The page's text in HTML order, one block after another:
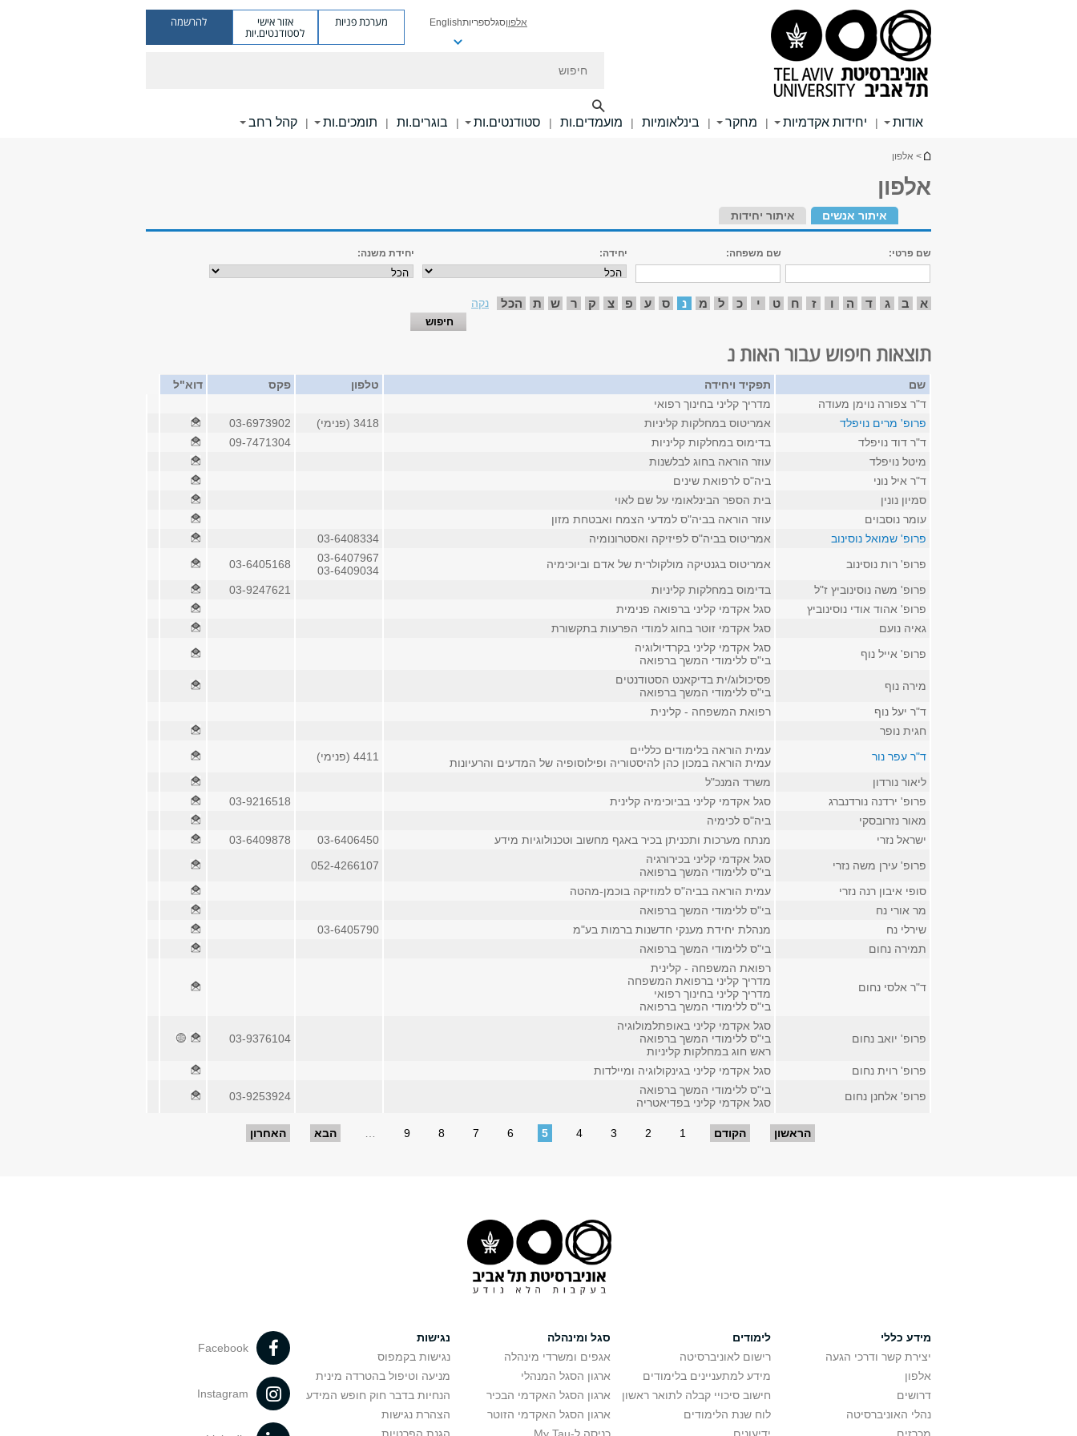
אלפוןסגלספריותEnglish מערכת פניות אזור אישי
לסטודנטים.יות
להרשמה
אודות | יחידות אקדמיות | מחקר | בינלאומיות | מועמדים.ות | סטודנטים.ות | בוגרים.ות | תומכים.ות | קהל רחב
הינך נמצא כאן
> אלפון
אלפון
איתור אנשים איתור יחידות
שם פרטי: שם משפחה: יחידה: יחידת משנה:
א ב ג ד ה ו ז ח ט י כ ל מ נ ס ע פ צ ק ר ש ת הכל נקה
תוצאות חיפוש עבור האות נ
שם תפקיד ויחידה טלפון פקס
דוא"ל
ד"ר צפורה נוימן מעודה
מדריך קליני בחינוך רפואי
פרופ' מרים נויפלד
אמריטוס במחלקות קליניות 3418 (פנימי)
03-6973902
ד"ר דוד נויפלד
בדימוס במחלקות קליניות
09-7471304
מיטל נויפלד
עוזר הוראה בחוג לבלשנות
ד"ר איל נוני
ביה"ס לרפואת שינים
סמיון נונין
בית הספר הבינלאומי על שם לאוי
עומר נוסבוים
עוזר הוראה בביה"ס למדעי הצמח ואבטחת מזון
פרופ' שמואל נוסינוב
אמריטוס בביה"ס לפיזיקה ואסטרונומיה
03-6408334
פרופ' רות נוסינוב
אמריטוס בגנטיקה מולקולרית של אדם וביוכימיה
03-6407967
03-6409034
03-6405168
פרופ' משה נוסינוביץ ז"ל
בדימוס במחלקות קליניות
03-9247621
פרופ' אהוד אודי נוסינוביץ
סגל אקדמי קליני ברפואה פנימית
גאיה נועם
סגל אקדמי זוטר בחוג למודי הפרעות בתקשורת
פרופ' אייל נוף
סגל אקדמי קליני בקרדיולוגיה
בי"ס ללימודי המשך ברפואה
מירה נוף
פסיכולוג/ית בדיקאנט הסטודנטים
בי"ס ללימודי המשך ברפואה
ד"ר יעל נוף
רפואת המשפחה - קלינית
חגית נופר
ד"ר עפר נור
עמית הוראה בלימודים כלליים
עמית הוראה במכון כהן להיסטוריה ופילוסופיה של המדעים והרעיונות
4411 (פנימי)
ליאור נורדון
משרד המנכ"ל
פרופ' ירדנה נורדנברג
סגל אקדמי קליני בביוכימיה קלינית
03-9216518
מאור נזרובסקי
ביה"ס לכימיה
ישראל נזרי
מנתח מערכות ותכניתן בכיר באגף מחשוב וטכנולוגיות מידע 03-6406450
03-6409878
פרופ' עירן משה נזרי
סגל אקדמי קליני בכירורגיה
בי"ס ללימודי המשך ברפואה
052-4266107
סופי איבון רנה נזרי
עמית הוראה בביה"ס למוזיקה בוכמן-מהטה
מר אורי נח
בי"ס ללימודי המשך ברפואה
שירלי נח
מנהלת יחידת מענקי חדשנות ברמות בע"מ
03-6405790
תמירה נחום
בי"ס ללימודי המשך ברפואה
ד"ר אלסי נחום
רפואת המשפחה - קלינית
מדריך קליני ברפואת המשפחה
מדריך קליני בחינוך רפואי
בי"ס ללימודי המשך ברפואה
פרופ' יואב נחום
סגל אקדמי קליני באופתלמולוגיה
בי"ס ללימודי המשך ברפואה
ראש חוג במחלקות קליניות
03-9376104
פרופ' רוית נחום
סגל אקדמי קליני בגינקולוגיה ומיילדות
פרופ' אלחנן נחום
בי"ס ללימודי המשך ברפואה
סגל אקדמי קליני בפדיאטריה
03-9253924
הראשון הקודם 1
2
3
4
5
6
7
8
9 הבא האחרון
מידע כללי
יצירת קשר ודרכי הגעה
אלפון
דרושים
נהלי האוניברסיטה
מכרזים
לימודים
רישום לאוניברסיטה
מידע למתעניינים בלימודים
חישוב סיכויי קבלה לתואר ראשון
לוח שנת הלימודים
ידיעונים
סגל ומינהלה
אגפים ומשרדי מינהלה
ארגון הסגל המנהלי
ארגון הסגל האקדמי הבכיר
ארגון הסגל האקדמי הזוטר
כניסה ל-My Tau
נגישות
נגישות בקמפוס
מניעה וטיפול בהטרדה מינית
הנחיות בדבר חוק חופש המידע
הצהרת נגישות
הגנת הפרטיות
Facebook
Instagram